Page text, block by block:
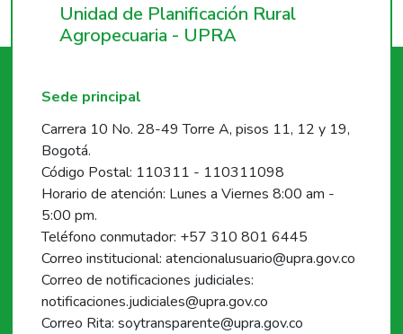
Unidad de Planificación Rural
Agropecuaria - UPRA
Sede principal
Carrera 10 No. 28-49 Torre A, pisos 11, 12 y 19,
Bogotá.
Código Postal: 110311 - 110311098
Horario de atención: Lunes a Viernes 8:00 am -
5:00 pm.
Teléfono conmutador: +57 310 801 6445
Correo institucional: atencionalusuario@upra.gov.co
Correo de notificaciones judiciales:
notificaciones.judiciales@upra.gov.co
Correo Rita: soytransparente@upra.gov.co